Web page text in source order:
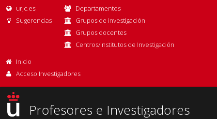
urjc.es
Sugerencias
Departamentos
Grupos de investigación
Grupos docentes
Centros/Institutos de Investigación
Inicio
Acceso Investigadores
Profesores e Investigadores